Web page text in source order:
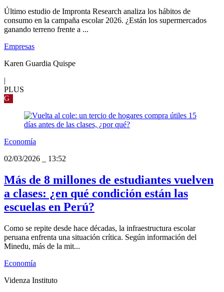
Último estudio de Impronta Research analiza los hábitos de
consumo en la campaña escolar 2026. ¿Están los supermercados
ganando terreno frente a ...
Empresas
Karen Guardia Quispe
|
PLUS
G
Economía
02/03/2026
13:52
Más de 8 millones de estudiantes vuelven
a clases: ¿en qué condición están las
escuelas en Perú?
Como se repite desde hace décadas, la infraestructura escolar
peruana enfrenta una situación crítica. Según información del
Minedu, más de la mit...
Economía
Videnza Instituto